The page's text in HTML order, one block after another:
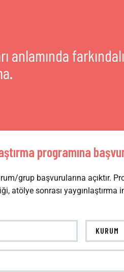
anlamında
programına
grup başvurularına açıktır.
atölye sonrası